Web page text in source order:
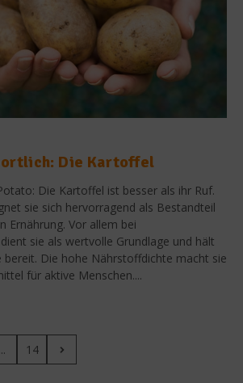
Die Kartoffel
Die Kartoffel ist besser als ihr Ruf.
sie sich hervorragend als Bestandteil
Ernährung. Vor allem bei
sie als wertvolle Grundlage und hält
bereit. Die hohe Nährstoffdichte macht sie
für aktive Menschen....
... 14